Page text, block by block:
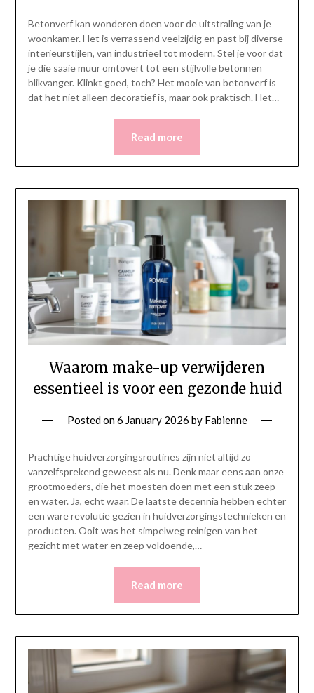
Betonverf kan wonderen doen voor de uitstraling van je
woonkamer. Het is verrassend veelzijdig en past bij diverse
interieurstijlen, van industrieel tot modern. Stel je voor dat
je die saaie muur omtovert tot een stijlvolle betonnen
blikvanger. Klinkt goed, toch? Het mooie van betonverf is
dat het niet alleen decoratief is, maar ook praktisch. Het…
Read more
Waarom make-up verwijderen
essentieel is voor een gezonde huid
Posted on6 January 2026 by Fabienne
Prachtige huidverzorgingsroutines zijn niet altijd zo
vanzelfsprekend geweest als nu. Denk maar eens aan onze
grootmoeders, die het moesten doen met een stuk zeep
en water. Ja, echt waar. De laatste decennia hebben echter
een ware revolutie gezien in huidverzorgingstechnieken en
producten. Ooit was het simpelweg reinigen van het
gezicht met water en zeep voldoende,…
Read more